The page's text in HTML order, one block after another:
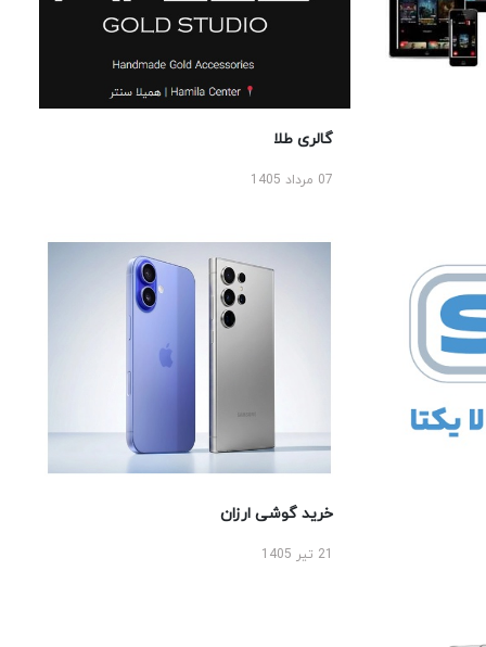
گالری طلا
07 مرداد 1405
خرید گوشی ارزان